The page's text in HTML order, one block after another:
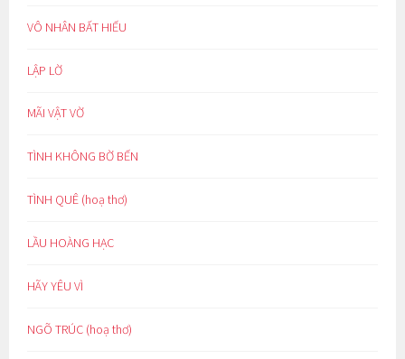
VÔ NHÂN BẤT HIẾU
LẬP LỜ
MÃI VẬT VỜ
TÌNH KHÔNG BỜ BẾN
TÌNH QUÊ (hoạ thơ)
LẦU HOÀNG HẠC
HÃY YÊU VÌ
NGÕ TRÚC (hoạ thơ)